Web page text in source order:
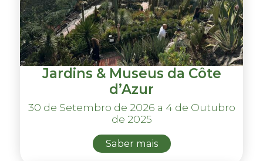
Jardins & Museus da Côte
d’Azur
30 de Setembro de 2026 a 4 de Outubro
de 2025
Saber mais